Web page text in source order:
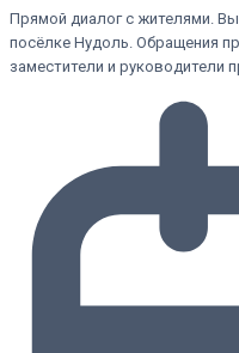
Прямой диалог с жителями.
посёлке Нудоль. Обращения
заместители и руководители